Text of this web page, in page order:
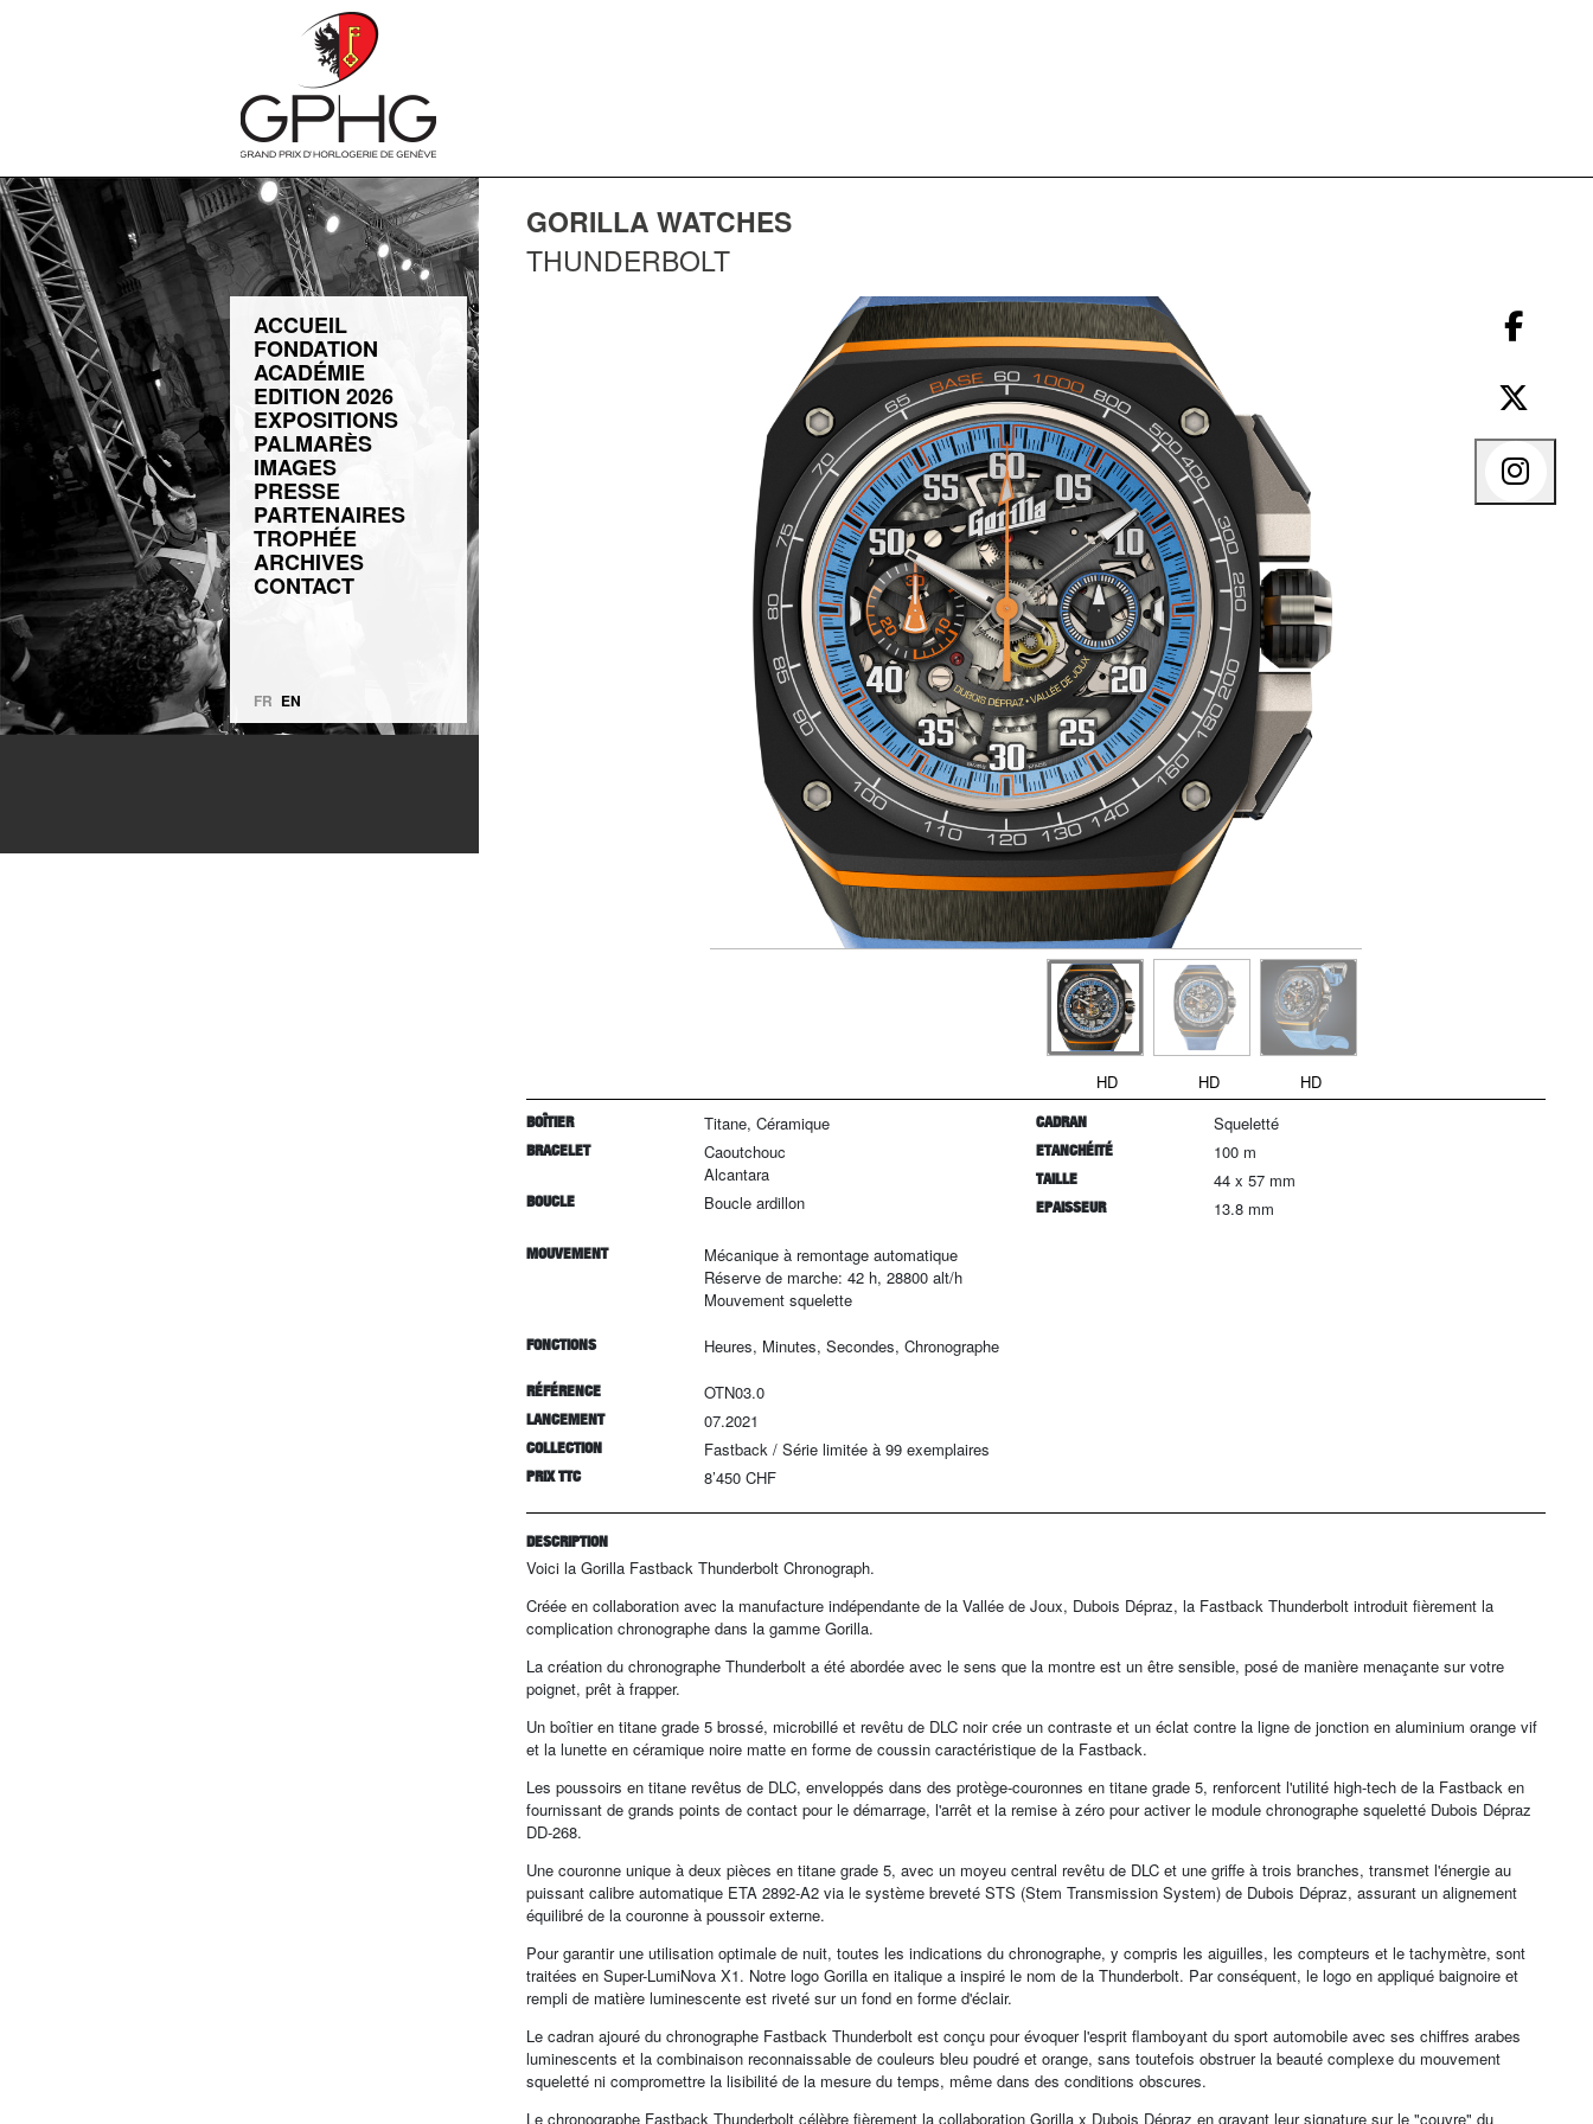
ACCUEIL
FONDATION
ACADÉMIE
EDITION 2026
EXPOSITIONS
PALMARÈS
IMAGES
PRESSE
PARTENAIRES
TROPHÉE
ARCHIVES
CONTACT
FR EN
GORILLA WATCHES
THUNDERBOLT
HD HD HD
BOÎTIER Titane, Céramique
BRACELET
Caoutchouc
Alcantara
BOUCLE Boucle ardillon
CADRAN Squeletté
ETANCHÉITÉ 100 m
TAILLE 44 x 57 mm
EPAISSEUR 13.8 mm
MOUVEMENT
Mécanique à remontage automatique
Réserve de marche: 42 h, 28800 alt/h
Mouvement squelette
FONCTIONS Heures, Minutes, Secondes, Chronographe
RÉFÉRENCE OTN03.0
LANCEMENT 07.2021
COLLECTION Fastback / Série limitée à 99 exemplaires
PRIX TTC 8’450 CHF
DESCRIPTION
Voici la Gorilla Fastback Thunderbolt Chronograph.
Créée en collaboration avec la manufacture indépendante de la Vallée de Joux, Dubois Dépraz, la Fastback Thunderbolt introduit fièrement la
complication chronographe dans la gamme Gorilla.
La création du chronographe Thunderbolt a été abordée avec le sens que la montre est un être sensible, posé de manière menaçante sur votre
poignet, prêt à frapper.
Un boîtier en titane grade 5 brossé, microbillé et revêtu de DLC noir crée un contraste et un éclat contre la ligne de jonction en aluminium orange vif
et la lunette en céramique noire matte en forme de coussin caractéristique de la Fastback.
Les poussoirs en titane revêtus de DLC, enveloppés dans des protège-couronnes en titane grade 5, renforcent l'utilité high-tech de la Fastback en
fournissant de grands points de contact pour le démarrage, l'arrêt et la remise à zéro pour activer le module chronographe squeletté Dubois Dépraz
DD-268.
Une couronne unique à deux pièces en titane grade 5, avec un moyeu central revêtu de DLC et une griffe à trois branches, transmet l'énergie au
puissant calibre automatique ETA 2892-A2 via le système breveté STS (Stem Transmission System) de Dubois Dépraz, assurant un alignement
équilibré de la couronne à poussoir externe.
Pour garantir une utilisation optimale de nuit, toutes les indications du chronographe, y compris les aiguilles, les compteurs et le tachymètre, sont
traitées en Super-LumiNova X1. Notre logo Gorilla en italique a inspiré le nom de la Thunderbolt. Par conséquent, le logo en appliqué baignoire et
rempli de matière luminescente est riveté sur un fond en forme d'éclair.
Le cadran ajouré du chronographe Fastback Thunderbolt est conçu pour évoquer l'esprit flamboyant du sport automobile avec ses chiffres arabes
luminescents et la combinaison reconnaissable de couleurs bleu poudré et orange, sans toutefois obstruer la beauté complexe du mouvement
squeletté ni compromettre la lisibilité de la mesure du temps, même dans des conditions obscures.
Le chronographe Fastback Thunderbolt célèbre fièrement la collaboration Gorilla x Dubois Dépraz en gravant leur signature sur le "couvre" du